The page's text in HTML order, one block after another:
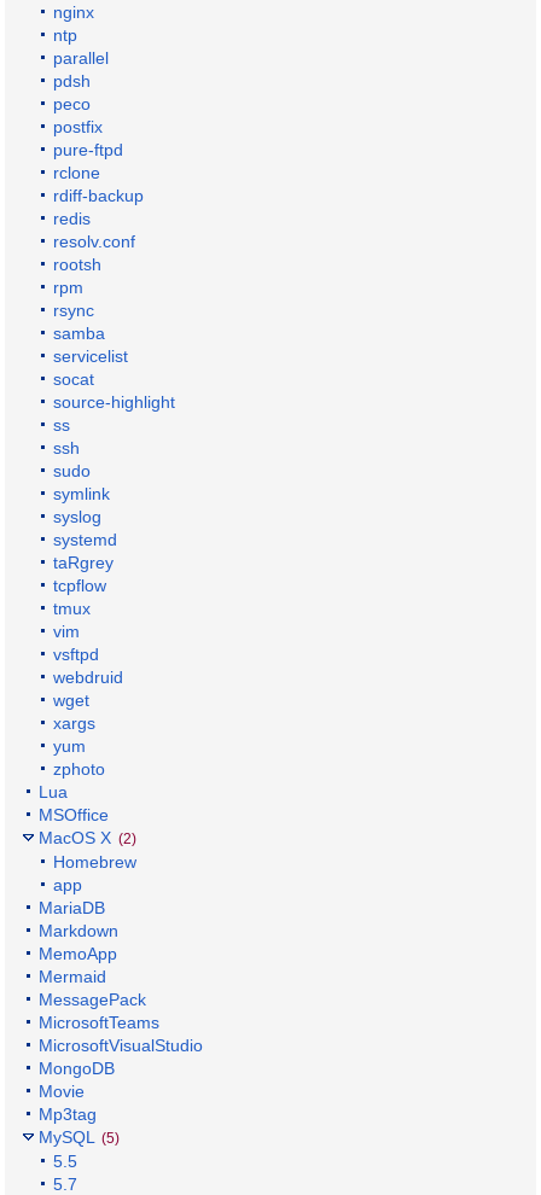
nginx
ntp
parallel
pdsh
peco
postfix
pure-ftpd
rclone
rdiff-backup
redis
resolv.conf
rootsh
rpm
rsync
samba
servicelist
socat
source-highlight
ss
ssh
sudo
symlink
syslog
systemd
taRgrey
tcpflow
tmux
vim
vsftpd
webdruid
wget
xargs
yum
zphoto
Lua
MSOffice
MacOS X (2)
Homebrew
app
MariaDB
Markdown
MemoApp
Mermaid
MessagePack
MicrosoftTeams
MicrosoftVisualStudio
MongoDB
Movie
Mp3tag
MySQL
(5)
5.5
5.7